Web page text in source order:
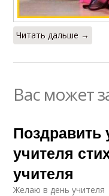
Читать дальше →
Вас может
Поздравить
учителя
учителя
Желаю в день учителя